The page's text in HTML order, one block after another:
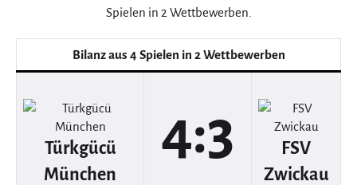
Spielen in 2 Wettbewerben.
Bilanz aus 4 Spielen in 2 Wettbewerben
Türkgücü
München
4:3
FSV
Zwickau